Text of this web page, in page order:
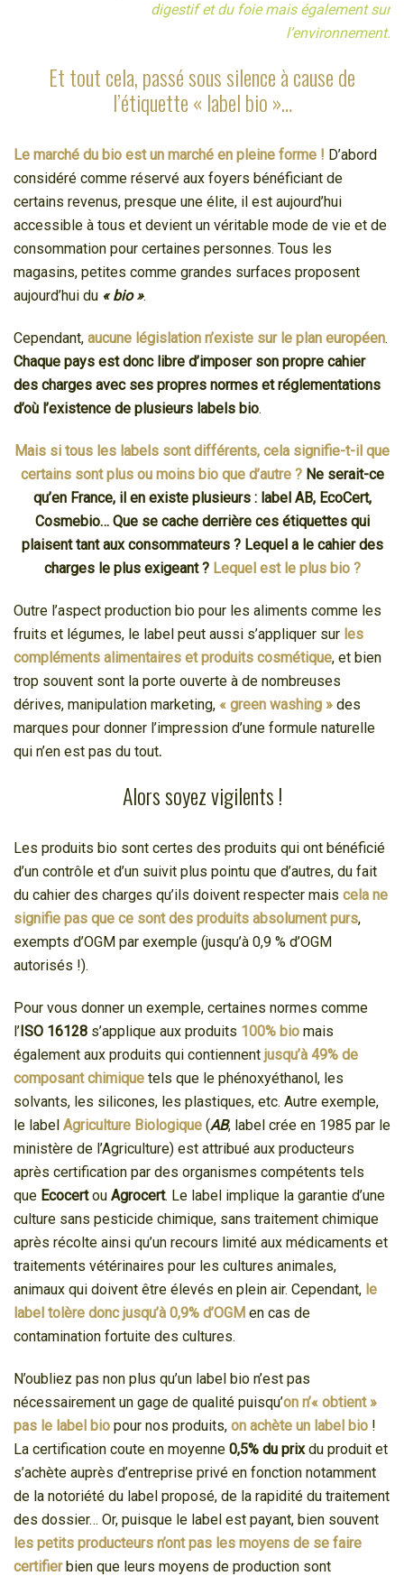
digestif et du foie mais également sur
l’environnement.
Et tout cela, passé sous silence à cause de
l’étiquette « label bio »…
Le marché du bio est un marché en pleine forme ! D’abord
considéré comme réservé aux foyers bénéficiant de
certains revenus, presque une élite, il est aujourd’hui
accessible à tous et devient un véritable mode de vie et de
consommation pour certaines personnes. Tous les
magasins, petites comme grandes surfaces proposent
aujourd’hui du « bio ».
Cependant, aucune législation n’existe sur le plan européen.
Chaque pays est donc libre d’imposer son propre cahier
des charges avec ses propres normes et réglementations
d’où l’existence de plusieurs labels bio.
Mais si tous les labels sont différents, cela signifie-t-il que
certains sont plus ou moins bio que d’autre ?Ne serait-ce
qu’en France, il en existe plusieurs : label AB, EcoCert,
Cosmebio… Que se cache derrière ces étiquettes qui
plaisent tant aux consommateurs ? Lequel a le cahier des
charges le plus exigeant ? Lequel est le plus bio ?
Outre l’aspect production bio pour les aliments comme les
fruits et légumes, le label peut aussi s’appliquer sur les
compléments alimentaires et produits cosmétique, et bien
trop souvent sont la porte ouverte à de nombreuses
dérives, manipulation marketing, « green washing » des
marques pour donner l’impression d’une formule naturelle
qui n’en est pas du tout.
Alors soyez vigilents !
Les produits bio sont certes des produits qui ont bénéficié
d’un contrôle et d’un suivit plus pointu que d’autres, du fait
du cahier des charges qu’ils doivent respecter mais cela ne
signifie pas que ce sont des produits absolument purs,
exempts d’OGM par exemple (jusqu’à 0,9 % d’OGM
autorisés !).
Pour vous donner un exemple, certaines normes comme
l’ISO 16128 s’applique aux produits 100% bio mais
également aux produits qui contiennent jusqu’à 49% de
composant chimique tels que le phénoxyéthanol, les
solvants, les silicones, les plastiques, etc. Autre exemple,
le label Agriculture Biologique (AB, label crée en 1985 par le
ministère de l’Agriculture) est attribué aux producteurs
après certification par des organismes compétents tels
que Ecocertou Agrocert. Le label implique la garantie d’une
culture sans pesticide chimique, sans traitement chimique
après récolte ainsi qu’un recours limité aux médicaments et
traitements vétérinaires pour les cultures animales,
animaux qui doivent être élevés en plein air. Cependant, le
label tolère donc jusqu’à 0,9% d’OGM en cas de
contamination fortuite des cultures.
N’oubliez pas non plus qu’un label bio n’est pas
nécessairement un gage de qualité puisqu’on n’« obtient »
pas le label bio pour nos produits, on achète un label bio !
La certification coute en moyenne 0,5% du prixdu produit et
s’achète auprès d’entreprise privé en fonction notamment
de la notoriété du label proposé, de la rapidité du traitement
des dossier… Or, puisque le label est payant, bien souvent
les petits producteurs n’ont pas les moyens de se faire
certifierbien que leurs moyens de production sont